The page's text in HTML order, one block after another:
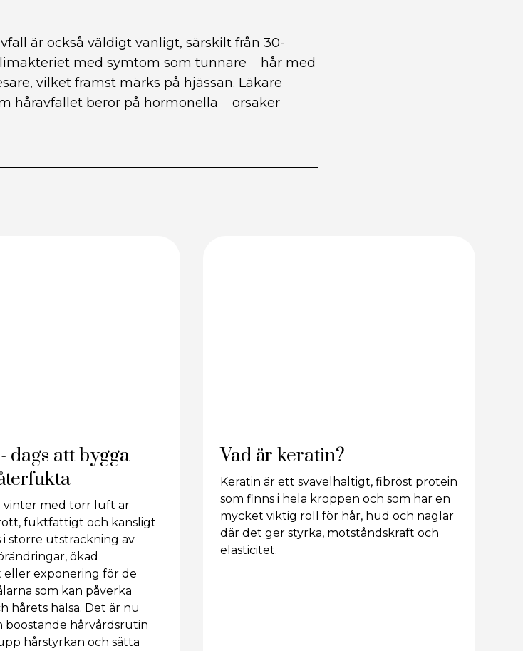
är också väldigt vanligt, särskilt från 30-
med symtom som tunnare hår med
vilket främst märks på hjässan. Läkare
håravfallet beror på hormonella orsaker
dags att bygga
vinter med torr luft är
fuktfattigt och känsligt
i större utsträckning av
ökad
exponering för de
som kan påverka
hårets hälsa. Det är nu
boostande hårvårdsrutin
hårstyrkan och sätta
Vad är keratin?
Keratin är ett svavelhaltigt, fibröst protein
som finns i hela kroppen och som har en
mycket viktig roll för hår, hud och naglar
där det ger styrka, motståndskraft och
elasticitet.